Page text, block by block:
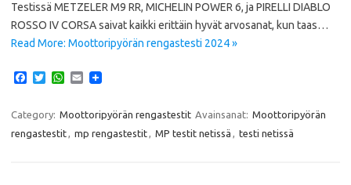
Testissä METZELER M9 RR, MICHELIN POWER 6, ja PIRELLI DIABLO
ROSSO IV CORSA saivat kaikki erittäin hyvät arvosanat, kun taas…
Read More: Moottoripyörän rengastesti 2024 »
e
o
T
t
e
W
t
A
E
i
Category: Moottoripyörän rengastestit Avainsanat: Moottoripyörän
rengastestit, mp rengastestit, MP testit netissä , testi netissä